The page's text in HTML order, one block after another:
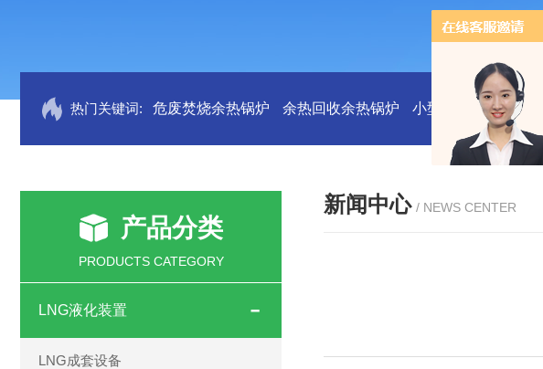
热门关键词: 危废焚烧余热锅炉 余热回收余热锅炉 小型沼气全液化装置
产品分类
PRODUCTS CATEGORY
LNG液化装置
LNG成套设备
新闻中心 / NEWS CENTER